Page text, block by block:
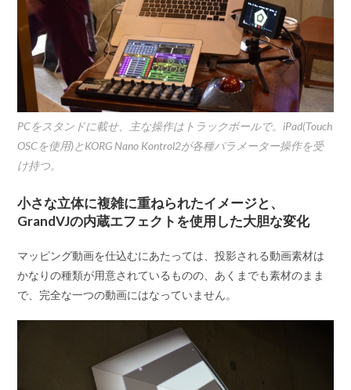
PCをスタンドに載せ、主な操作はトラックボールで。iPad(Touch
OSCを使用)とKORG Nano Kontrol2が各種パラメーター操作を受
け持つ。
小さな立体に複雑に重ねられたイメージと、
GrandVJの内蔵エフェクトを使用した大胆な変化
マッピング動画を仕込むにあたっては、投影される動画素材は
かなりの種類が用意されているものの、あくまでも素材のまま
で、完全な一つの動画にはなっていません。